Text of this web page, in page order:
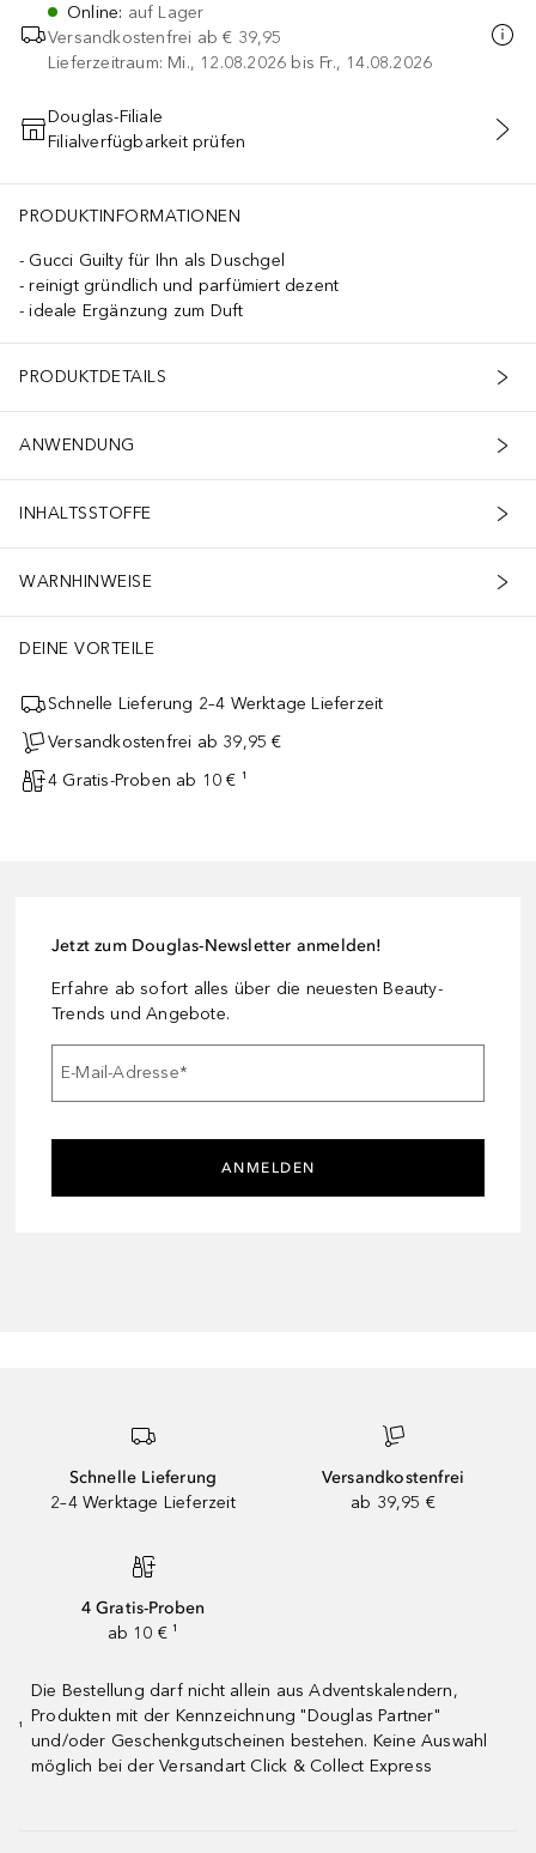
Online: auf Lager
Versandkostenfrei ab € 39,95
Lieferzeitraum: Mi., 12.08.2026 bis Fr., 14.08.2026
IN DEN WARENKORB
Douglas-Filiale
Filialverfügbarkeit prüfen
PRODUKTINFORMATIONEN
Gucci Guilty für Ihn als Duschgel
reinigt gründlich und parfümiert dezent
ideale Ergänzung zum Duft
PRODUKTDETAILS
ANWENDUNG
INHALTSSTOFFE
WARNHINWEISE
DEINE VORTEILE
Schnelle Lieferung 2–4 Werktage Lieferzeit
Versandkostenfrei ab 39,95 €
4 Gratis-Proben ab 10 € ¹
Jetzt zum Douglas-Newsletter anmelden!
Erfahre ab sofort alles über die neuesten Beauty-
Trends und Angebote.
E-Mail-Adresse*
ANMELDEN
Schnelle Lieferung
2–4 Werktage Lieferzeit
Versandkostenfrei
ab 39,95 €
4 Gratis-Proben
ab 10 € ¹
¹
Die Bestellung darf nicht allein aus Adventskalendern,
Produkten mit der Kennzeichnung "Douglas Partner"
und/oder Geschenkgutscheinen bestehen. Keine Auswahl
möglich bei der Versandart Click & Collect Express